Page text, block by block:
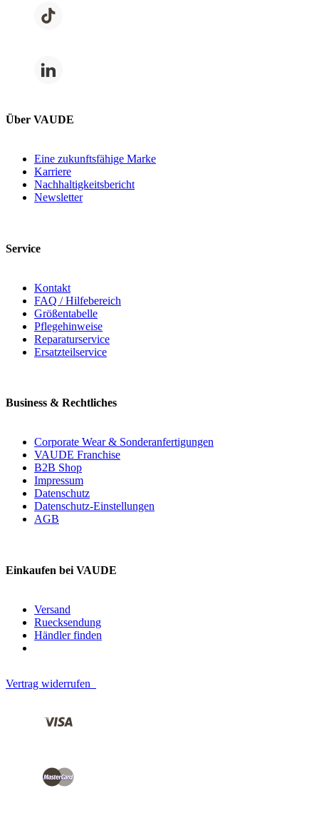
Über VAUDE
Eine zukunftsfähige Marke
Karriere
Nachhaltigkeitsbericht
Newsletter
Service
Kontakt
FAQ / Hilfebereich
Größentabelle
Pflegehinweise
Reparaturservice
Ersatzteilservice
Business & Rechtliches
Corporate Wear & Sonderanfertigungen
VAUDE Franchise
B2B Shop
Impressum
Datenschutz
Datenschutz-Einstellungen
AGB
Einkaufen bei VAUDE
Versand
Ruecksendung
Händler finden
Vertrag widerrufen